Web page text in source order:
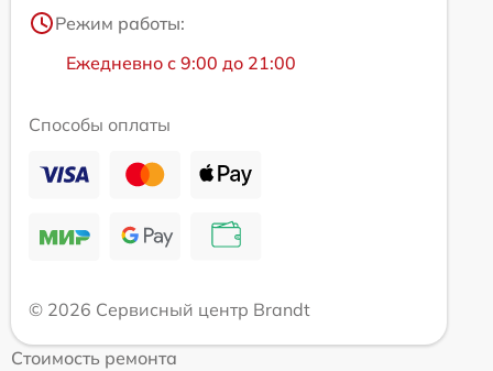
Режим работы:
Ежедневно с 9:00 до 21:00
Способы оплаты
© 2026 Сервисный центр Brandt
Стоимость ремонта